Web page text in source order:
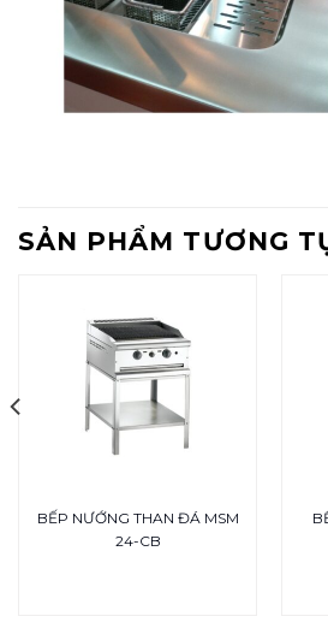
SẢN PHẨM TƯƠNG
BẾP NƯỚNG THAN ĐÁ MSM
24-CB